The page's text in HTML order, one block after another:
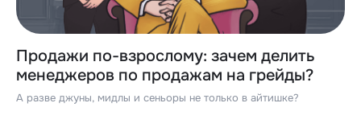
Продажи по-взрослому: зачем делить
менеджеров по продажам на грейды?
А разве джуны, мидлы и сеньоры не только в айтишке?